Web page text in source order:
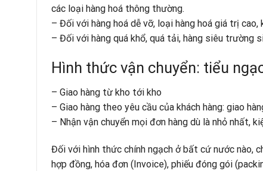
các loại hàng hoá thông thường.
– Đối với hàng hoá dễ vỡ, loại hàng hoá giá trị cao,
– Đối với hàng quá khổ, quá tải, hàng siêu trường
Hình thức vận chuyển: tiểu
– Giao hàng từ kho tới kho
– Giao hàng theo yêu cầu của khách hàng: giao
– Nhận vận chuyển mọi đơn hàng dù là nhỏ nhất,
Đối với hình thức chính ngạch ở bất cứ nước nào,
hợp đồng, hóa đơn (Invoice), phiếu đóng gói